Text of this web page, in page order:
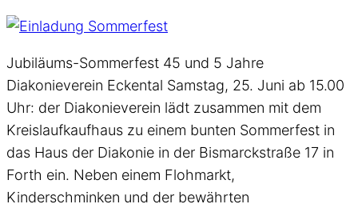
Jubiläums-Sommerfest 45 und 5 Jahre
Diakonieverein Eckental Samstag, 25. Juni ab 15.00
Uhr: der Diakonieverein lädt zusammen mit dem
Kreislaufkaufhaus zu einem bunten Sommerfest in
das Haus der Diakonie in der Bismarckstraße 17 in
Forth ein. Neben einem Flohmarkt,
Kinderschminken und der bewährten